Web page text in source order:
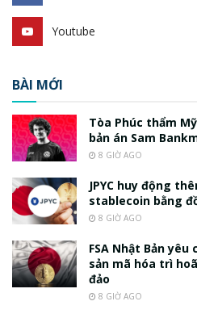
Youtube
BÀI MỚI
Tòa Phúc thẩm
bản án Sam
8 GIỜ AGO
JPYC huy động
stablecoin bằng
8 GIỜ AGO
FSA Nhật Bản
sản mã hóa trì
đảo
8 GIỜ AGO